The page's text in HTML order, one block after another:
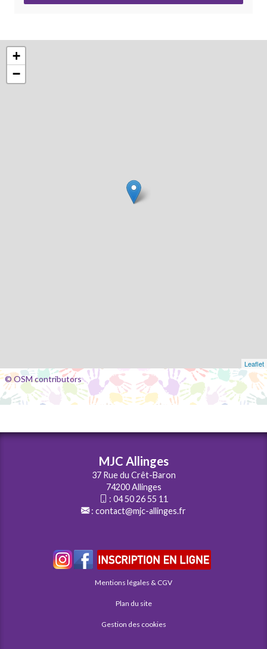
+
−
Leaflet
© OSM contributors
MJC Allinges
37 Rue du Crêt-Baron
74200 Allinges
: 04 50 26 55 11
: contact@mjc-allinges.fr
Mentions légales & CGV
Plan du site
Gestion des cookies